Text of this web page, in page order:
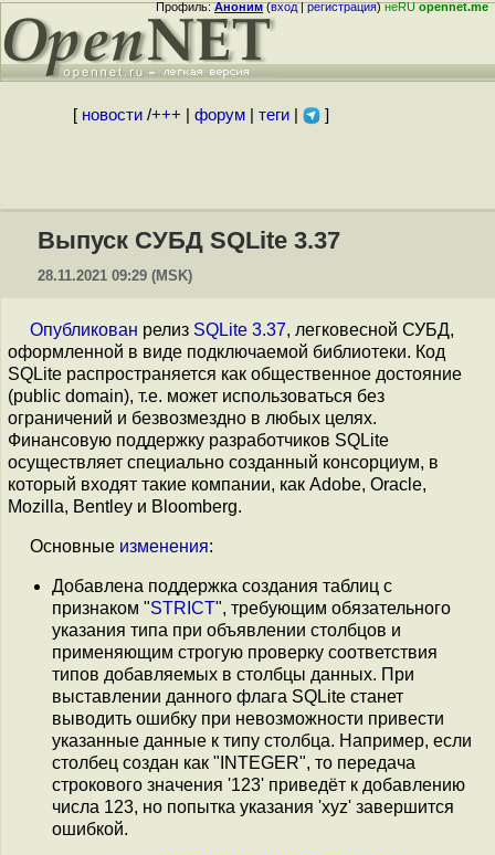
Профиль:Аноним(вход|регистрация)неRUopennet.me
[ новости/+++ форум| теги| ]
Выпуск СУБД SQLite 3.37
28.11.2021 09:29 (MSK)
Опубликован релиз SQLite 3.37, легковесной СУБД,
оформленной в виде подключаемой библиотеки. Код
SQLite распространяется как общественное достояние
(public domain), т.е. может использоваться без
ограничений и безвозмездно в любых целях.
Финансовую поддержку разработчиков SQLite
осуществляет специально созданный консорциум, в
который входят такие компании, как Adobe, Oracle,
Mozilla, Bentley и Bloomberg.
Основные изменения:
Добавлена поддержка создания таблиц с
признаком "STRICT", требующим обязательного
указания типа при объявлении столбцов и
применяющим строгую проверку соответствия
типов добавляемых в столбцы данных. При
выставлении данного флага SQLite станет
выводить ошибку при невозможности привести
указанные данные к типу столбца. Например, если
столбец создан как "INTEGER", то передача
строкового значения '123' приведёт к добавлению
числа 123, но попытка указания 'xyz' завершится
ошибкой.